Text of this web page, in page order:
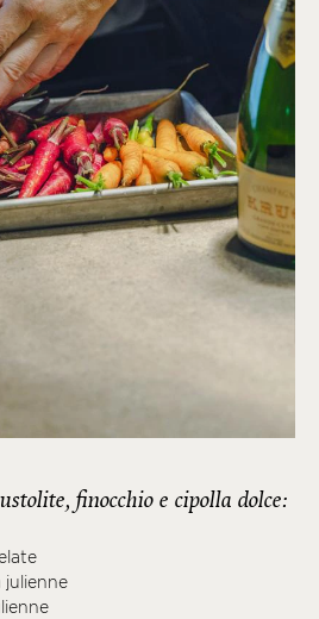
finocchio e cipolla dolce:
julienne